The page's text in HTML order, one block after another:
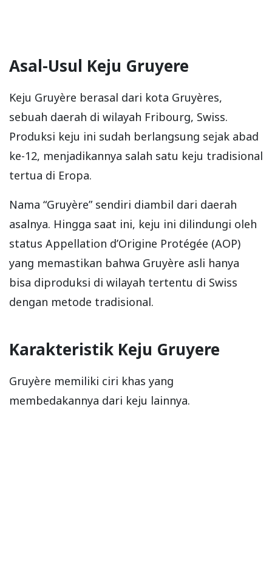
Asal-Usul Keju Gruyere
Keju Gruyère berasal dari kota Gruyères,
sebuah daerah di wilayah Fribourg, Swiss.
Produksi keju ini sudah berlangsung sejak abad
ke-12, menjadikannya salah satu keju tradisional
tertua di Eropa.
Nama “Gruyère” sendiri diambil dari daerah
asalnya. Hingga saat ini, keju ini dilindungi oleh
status Appellation d’Origine Protégée (AOP)
yang memastikan bahwa Gruyère asli hanya
bisa diproduksi di wilayah tertentu di Swiss
dengan metode tradisional.
Karakteristik Keju Gruyere
Gruyère memiliki ciri khas yang
membedakannya dari keju lainnya.